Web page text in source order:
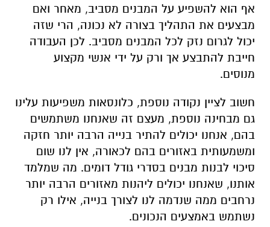
אף הוא להשפיע על המבנים מסביב, מאחר ואם
מבצעים את התהליך בצורה לא נכונה, הרי שזה
יכול לגרום נזק לכל המבנים מסביב. לכן העבודה
חייבת להתבצע אך ורק על ידי אנשי מקצוע
מנוסים.
חשוב לציין נקודה נוספת, כלונסאות משפיעות עלינו
גם מבחינה נוספת, מעצם זה שאנחנו משתמשים
בהם, אנחנו יכולים להתיר בנייה הרבה יותר חזקה
ומשמעותית באזורים בהם לכאורה, אין לנו שום
סיכוי לבנות מבנים בסדרי גודל דומים. מה שמלמד
אותנו, שאנחנו יכולים ליהנות מאזורים הרבה יותר
נרחבים ממה שנדמה לנו לצורך בנייה, אילו רק
נשתמש באמצעים הנכונים.